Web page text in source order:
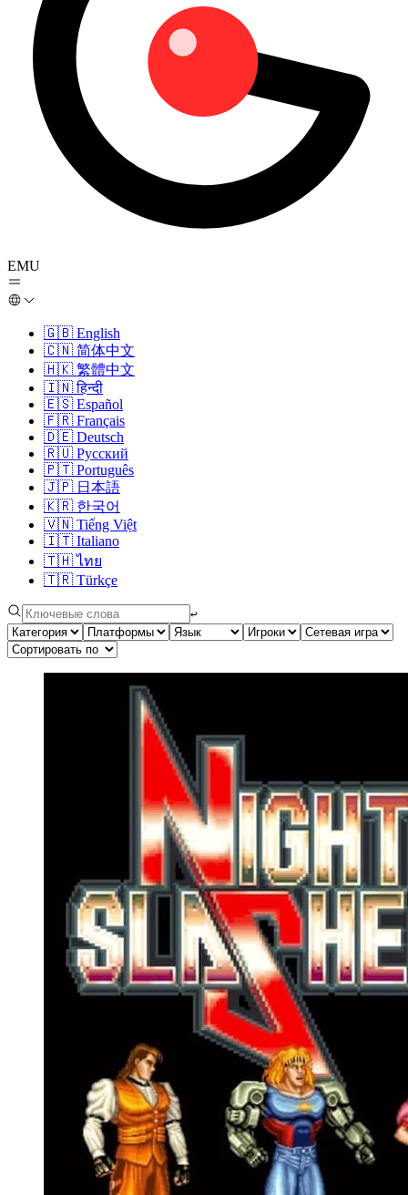
EMU
🇬🇧 English
🇨🇳 简体中文
🇭🇰 繁體中文
🇮🇳 हिन्दी
🇪🇸 Español
🇫🇷 Français
🇩🇪 Deutsch
🇷🇺 Русский
🇵🇹 Português
🇯🇵 日本語
🇰🇷 한국어
🇻🇳 Tiếng Việt
🇮🇹 Italiano
🇹🇭 ไทย
🇹🇷 Türkçe
↩︎